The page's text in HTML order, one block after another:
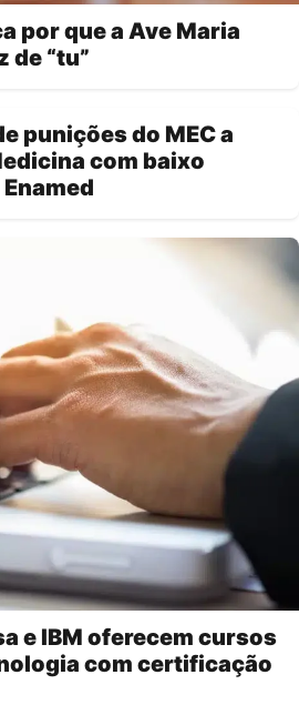
por que a Ave Maria
de “tu”
punições do MEC a
com baixo
e IBM oferecem cursos
com certificação